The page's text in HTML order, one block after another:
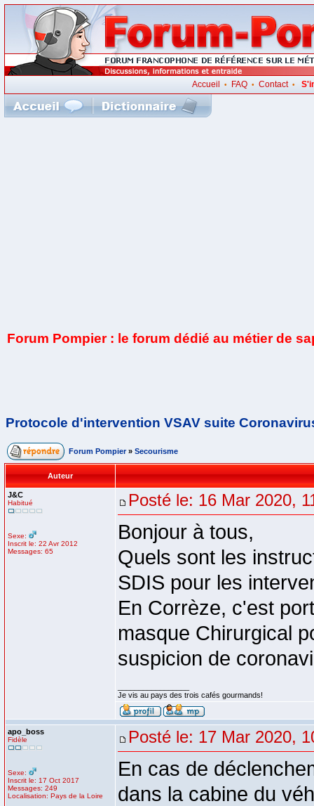
Accueil • FAQ• Contact•
Forum Pompier : le forum dédié au métier de
Protocole d'intervention VSAV suite
Forum Pompier » Secourisme
Auteur
J&C
Habitué
Sexe:
Inscrit le: 22 Avr 2012
Messages: 65
Posté le: 16 Mar 2020,
Bonjour à tous,
Quels sont les
SDIS pour les
En Corrèze, c'est
masque Chirurgical
suspicion de
Je vis au pays des trois cafés gourmands!
apo_boss
Fidèle
Sexe:
Inscrit le: 17 Oct 2017
Messages: 249
Localisation: Pays de la Loire
Posté le: 17 Mar 2020,
En cas de
dans la cabine du